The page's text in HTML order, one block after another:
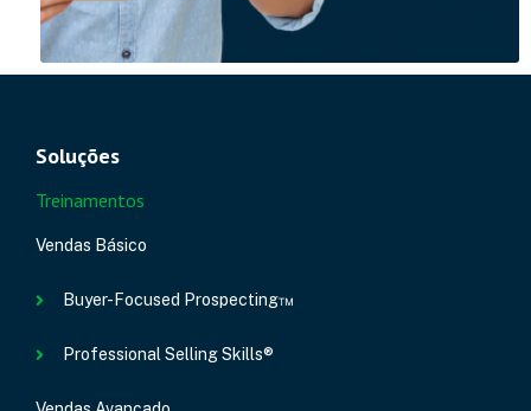
Soluções
Treinamentos
Vendas Básico
Buyer-Focused Prospecting™
Professional Selling Skills®